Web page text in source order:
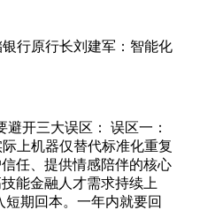
行原行长刘建军：智能化
开三大误区： 误区一：
上机器仅替代标准化重复
任、提供情感陪伴的核心
能金融人才需求持续上
期回本。一年内就要回